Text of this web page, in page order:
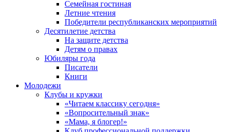
Семейная гостиная
Летние чтения
Победители республиканских мероприятий
Десятилетие детства
На защите детства
Детям о правах
Юбиляры года
Писатели
Книги
Молодежи
Клубы и кружки
«Читаем классику сегодня»
«Вопросительный знак»
«Мама, я блогер!»